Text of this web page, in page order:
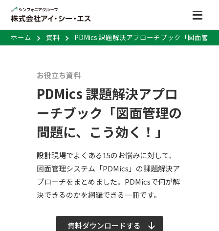
ホーム 資料 PDMics 課題解決アプローチブック「図面管
お役立ち資料
PDMics 課題解決アプロ
ーチブック「図面管理の
問題に、こう効く！」
設計現場でよくある15のお悩みに対して、
図面管理システム「PDMics」の課題解決ア
プローチをまとめました。PDMicsで何が解
決できるのかを網羅できる一冊です。
資料ダウンロードする